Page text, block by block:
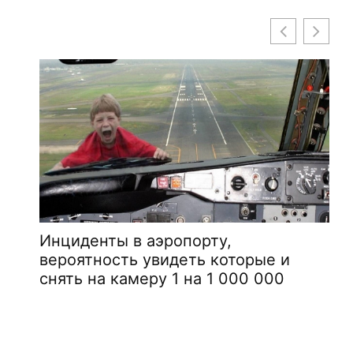
Инциденты в аэропорту,
вероятность увидеть которые и
снять на камеру 1 на 1 000 000